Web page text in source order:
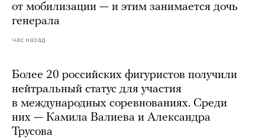
от мобилизации — и этим занимается дочь
генерала
час назад
Более 20 российских фигуристов получили
нейтральный статус для участия
в международных соревнованиях. Среди
них — Камила Валиева и Александра
Трусова